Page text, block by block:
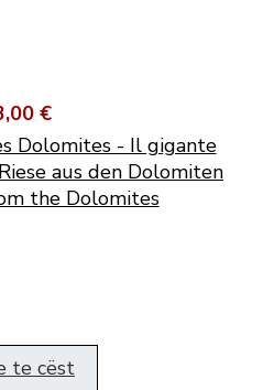
€
Dolomites - Il gigante
aus den Dolomiten
the Dolomites
te cëst